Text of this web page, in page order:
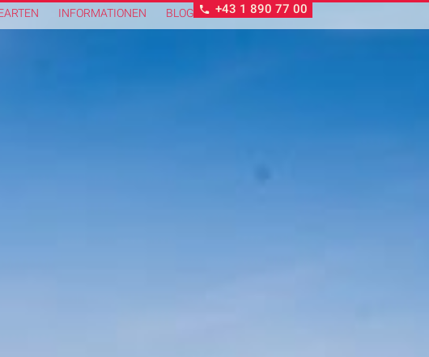
INFORMATIONEN BLOG KULINARISCHES
+43 1 890 77 00